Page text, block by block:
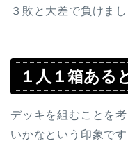
３敗と大差で負けまし
１人１箱ある
デッキを組むことを
いかなという印象です